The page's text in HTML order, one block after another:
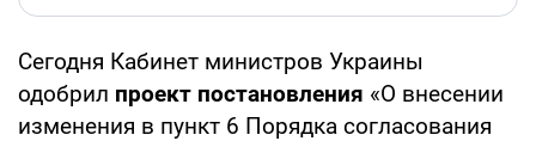
Сегодня Кабинет министров Украины
одобрил проект постановления «О внесении
изменения в пункт 6 Порядка согласования